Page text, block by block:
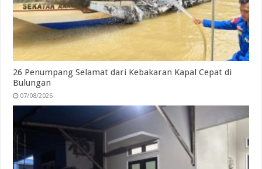
26 Penumpang Selamat dari Kebakaran Kapal Cepat di
Bulungan
07/08/2026